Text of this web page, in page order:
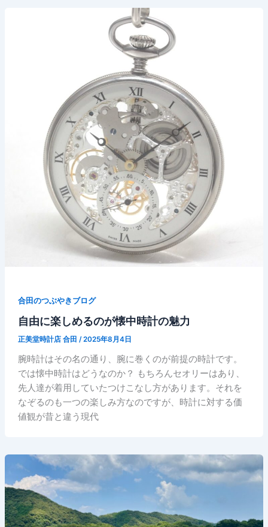
合田のつぶやきブログ
自由に楽しめるのが懐中時計の魅力
正美堂時計店 合田 /2025年8月4日
腕時計はその名の通り、腕に巻くのが前提の時計です。
では懐中時計はどうなのか？ もちろんセオリーはあり、
先人達が着用していたつけこなし方があります。それを
なぞるのも一つの楽しみ方なのですが、時計に対する価
値観が昔と違う現代